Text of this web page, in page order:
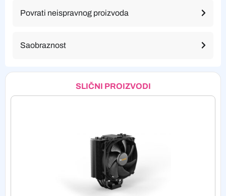
Povrati neispravnog proizvoda
Saobraznost
SLIČNI PROIZVODI